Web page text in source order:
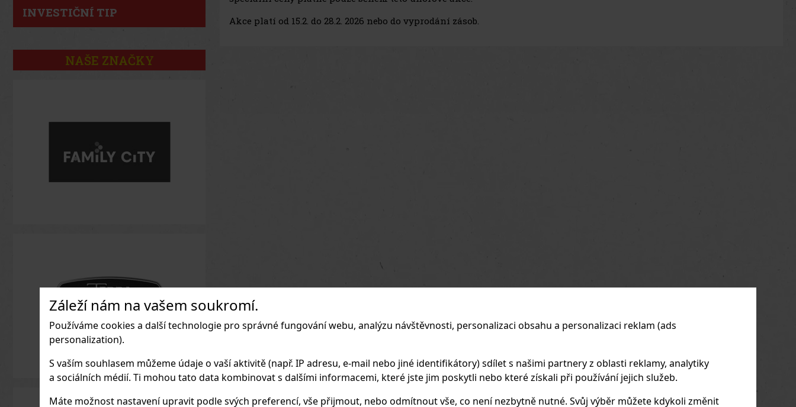
Záleží nám na vašem soukromí.
Používáme cookies a další technologie pro správné fungování webu, analýzu návštěvnosti, personalizaci obsahu a personalizaci reklam (ads
personalization).
S vaším souhlasem můžeme údaje o vaší aktivitě (např. IP adresu, e-mail nebo jiné identifikátory) sdílet s našimi partnery z oblasti reklamy, analytiky
a sociálních médií. Ti mohou tato data kombinovat s dalšími informacemi, které jste jim poskytli nebo které získali při používání jejich služeb.
Máte možnost nastavení upravit podle svých preferencí, vše přijmout, nebo odmítnout vše, co není nezbytně nutné. Svůj výběr můžete kdykoli změnit
INVESTIČNÍ TIP
NAŠE ZNAČKY
Akce platí od 15.2. do 28.2. 2026 nebo do vyprodání zásob.